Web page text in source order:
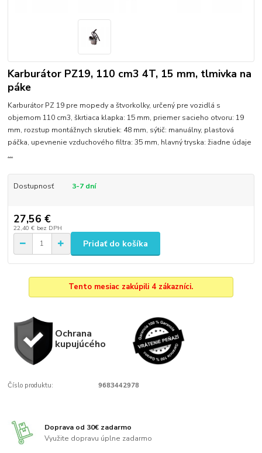
Karburátor PZ19, 110 cm3 4T, 15 mm, tlmivka na
páke
Karburátor PZ 19 pre mopedy a štvorkolky, určený pre vozidlá s
objemom 110 cm3, škrtiaca klapka: 15 mm, priemer sacieho otvoru: 19
mm, rozstup montážnych skrutiek: 48 mm, sýtič: manuálny, plastová
páčka, upevnenie vzduchového filtra: 35 mm, hlavný tryska: žiadne údaje
...
Dostupnosť 3-7 dní
27,56 €
22,40 € bez DPH
Pridať do košíka
Tento mesiac zakúpili 4 zákazníci.
Ochrana
kupujúcého
Číslo produktu: 9683442978
Doprava od 30€ zadarmo
Využite dopravu úplne zadarmo